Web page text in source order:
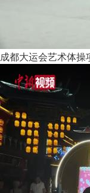
成都大运会艺术体操